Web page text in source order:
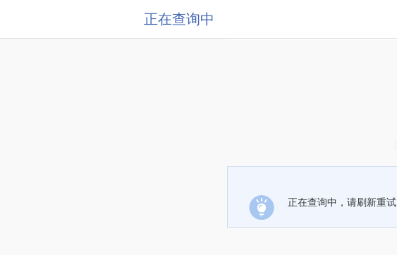
正在查询中
正在查询中，请刷新重试